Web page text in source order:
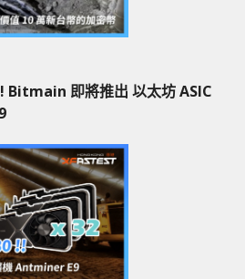
Bitmain 即將推出 以太坊 ASIC